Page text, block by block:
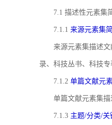
7.1 描述性元素集
7.1.1 来源元素集
来源元素集描述
录、科技丛书、科技
7.1.2 单篇文献元
单篇文献元素集
7.1.3 主题/分类/